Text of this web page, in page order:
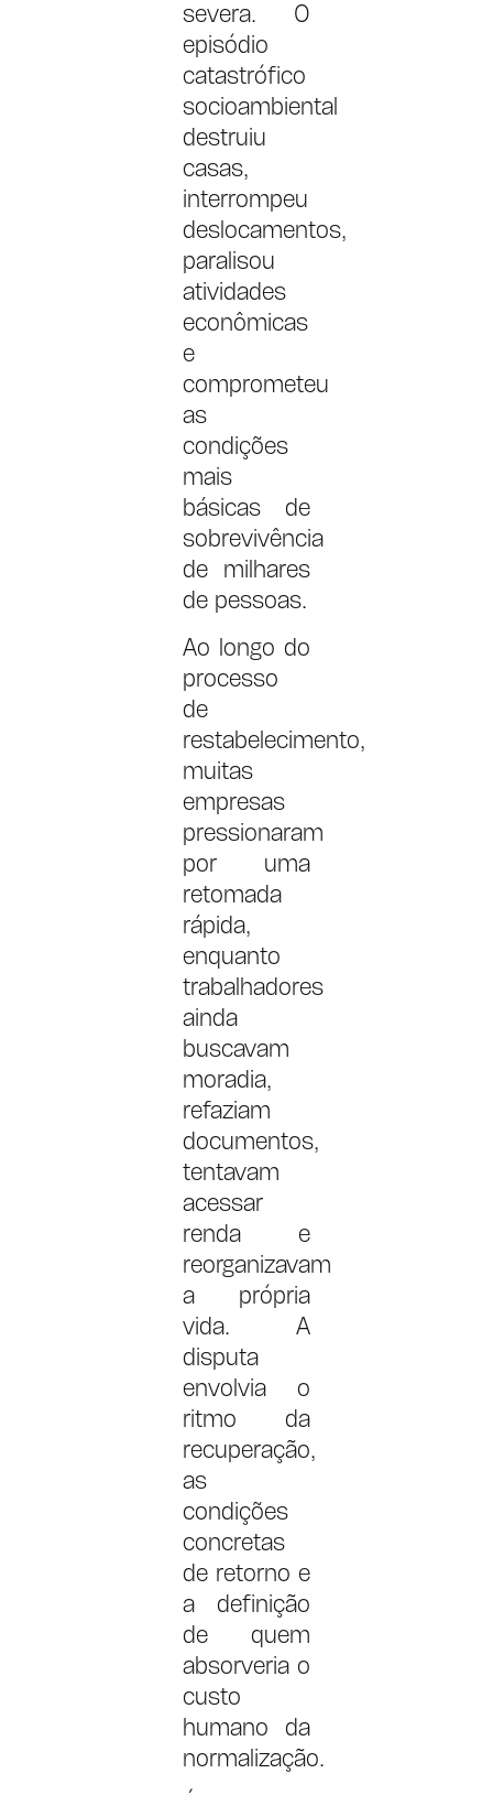
severa. O
episódio
catastrófico
socioambiental
destruiu
casas,
interrompeu
deslocamentos,
paralisou
atividades
econômicas
e
comprometeu
as
condições
mais
básicas de
sobrevivência
de milhares
de pessoas.
Ao longo do
processo
de
restabelecimento,
muitas
empresas
pressionaram
por uma
retomada
rápida,
enquanto
trabalhadores
ainda
buscavam
moradia,
refaziam
documentos,
tentavam
acessar
renda e
reorganizavam
a própria
vida. A
disputa
envolvia o
ritmo da
recuperação,
as
condições
concretas
de retorno e
a definição
de quem
absorveria o
custo
humano da
normalização.